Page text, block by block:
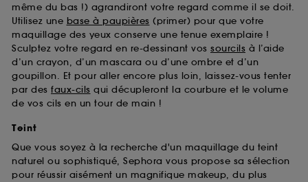
même du bas !) agrandiront votre regard comme il se doit.
Utilisez une base à paupières (primer) pour que votre
maquillage des yeux conserve une tenue exemplaire !
Sculptez votre regard en re-dessinant vos sourcils à l’aide
d’un crayon, d’un mascara ou d’une ombre et d’un
goupillon. Et pour aller encore plus loin, laissez-vous tenter
par des faux-cils qui décupleront la courbure et le volume
de vos cils en un tour de main !
Teint
Que vous soyez à la recherche d'un maquillage du teint
naturel ou sophistiqué, Sephora vous propose sa sélection
pour réussir aisément un magnifique makeup, du plus